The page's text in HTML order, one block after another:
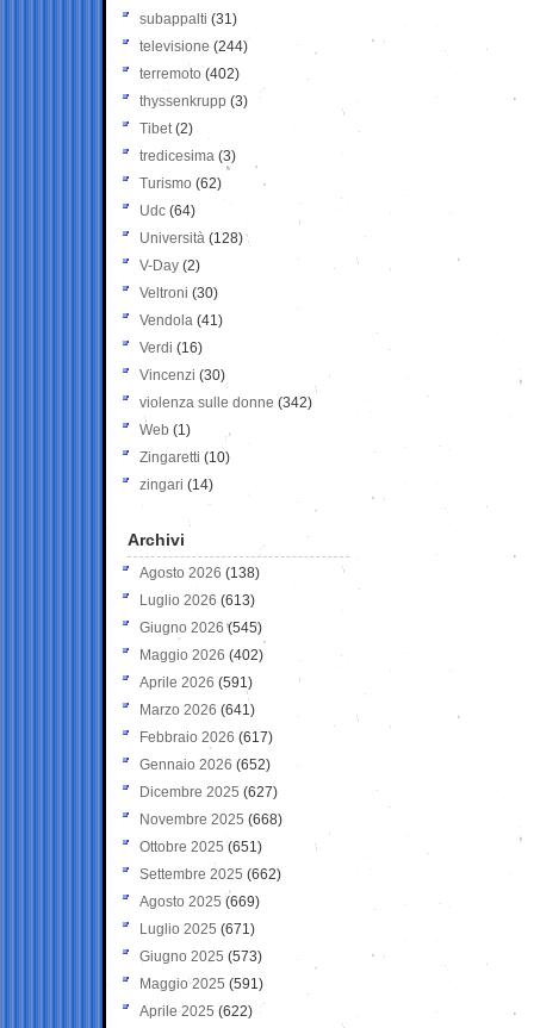
subappalti (31)
televisione(244)
terremoto (402)
thyssenkrupp (3)
Tibet(2)
tredicesima (3)
Turismo (62)
Udc (64)
Università (128)
V-Day (2)
Veltroni (30)
Vendola (41)
Verdi (16)
Vincenzi (30)
violenza sulle donne (342)
Web (1)
Zingaretti (10)
zingari (14)
Archivi
Agosto 2026 (138)
Luglio 2026 (613)
Giugno 2026 (545)
Maggio 2026 (402)
Aprile 2026 (591)
Marzo 2026 (641)
Febbraio 2026 (617)
Gennaio 2026 (652)
Dicembre 2025 (627)
Novembre 2025 (668)
Ottobre 2025 (651)
Settembre 2025 (662)
Agosto 2025 (669)
Luglio 2025 (671)
Giugno 2025 (573)
Maggio 2025 (591)
Aprile 2025 (622)